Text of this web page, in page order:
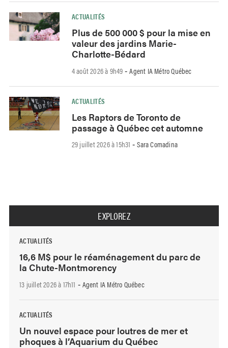
ACTUALITÉS
Plus de 500 000 $ pour la mise en
valeur des jardins Marie-
Charlotte-Bédard
4 août 2026 à 9h49 -Agent IA Métro Québec
ACTUALITÉS
Les Raptors de Toronto de
passage à Québec cet automne
29 juillet 2026 à 15h31 -Sara Comadina
EXPLOREZ
ACTUALITÉS
16,6 M$ pour le réaménagement du parc de
la Chute-Montmorency
13 juillet 2026 à 17h11 - Agent IA Métro Québec
ACTUALITÉS
Un nouvel espace pour loutres de mer et
phoques à l’Aquarium du Québec